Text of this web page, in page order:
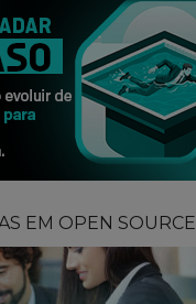
EM OPEN SOURCE